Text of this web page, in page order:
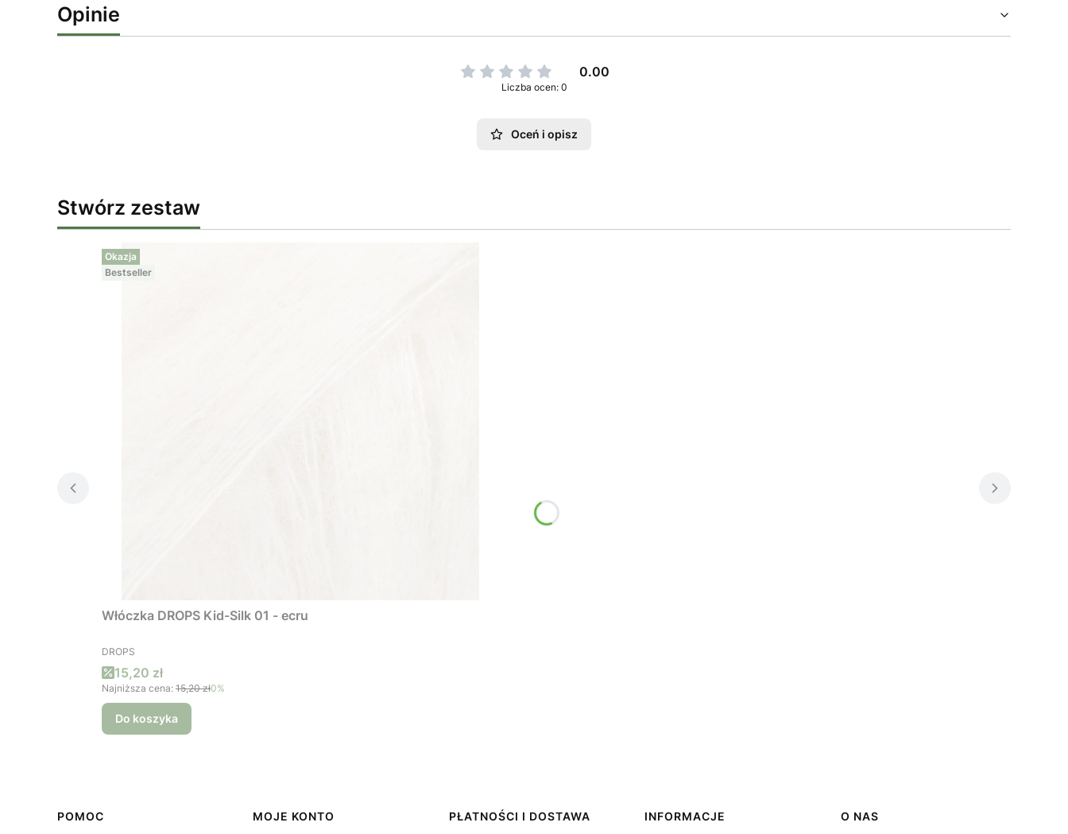
Opinie
0.00
Liczba ocen: 0
Oceń i opisz
Stwórz zestaw
Okazja
Bestseller
Włóczka DROPS Kid-Silk 01 - ecru
PRODUCENT
DROPS
Cena promocyjna
15,20 zł
Najniższa cena: 15,20 zł0%
Do koszyka
Linki w stopce
POMOC MOJE KONTO PŁATNOŚCI I DOSTAWA INFORMACJE O NAS